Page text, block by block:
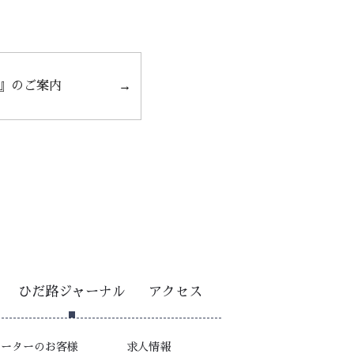
のご案内
ひだ路ジャーナル アクセス
ターのお客様 求人情報